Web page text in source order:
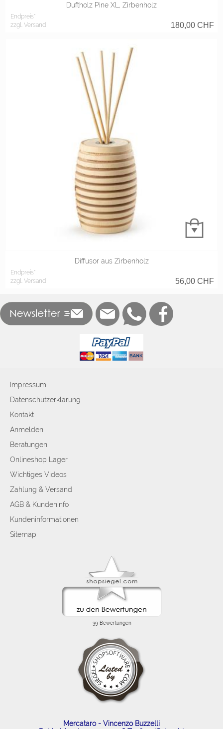
Duftholz Pine XL, Zirbenholz
Endpreis*
zzgl. Versand
180,00 CHF
Diffusor aus Zirbenholz
Endpreis*
zzgl. Versand
56,00 CHF
Impressum
Datenschutzerklärung
Kontakt
Anmelden
Beratungen
Onlineshop Lager
Wichtiges Videos
Zahlung & Versand
AGB & Kundeninfo
Kundeninformationen
Sitemap
Mercataro - Vincenzo Buzzelli